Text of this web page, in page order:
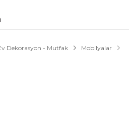
Dekorasyon - Mutfak Mobilyalar
1/4